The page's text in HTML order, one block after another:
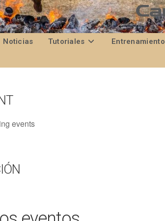
Noticias Tutoriales Entrenamiento
events